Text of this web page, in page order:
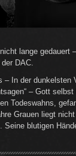
lange gedauert
DAC.
– In der dunkelsten
– Gott
Todeswahns,
Grauen liegt
Seine blutigen